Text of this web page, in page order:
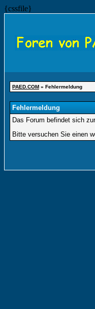
{cssfile}
PAED.COM » Fehlermeldung
Fehlermeldung
Das Forum befindet sich
Bitte versuchen Sie einen